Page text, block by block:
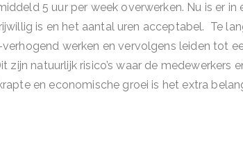
5 uur per week overwerken. Nu is er
is en het aantal uren acceptabel. Te
verhogend werken en vervolgens leiden tot
zijn natuurlijk risico’s waar de medewerkers
en economische groei is het extra